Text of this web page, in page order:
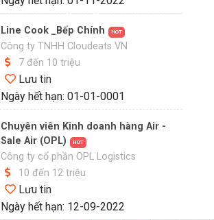
Line Cook _Bếp Chính HOT
Công ty TNHH Cloudeats VN
7 đến 10 triệu
Lưu tin
Ngày hết hạn: 01-01-0001
Chuyên viên Kinh doanh hàng Air -
Sale Air (OPL)
HOT
Công ty cổ phần OPL Logistics
10 đến 12 triệu
Lưu tin
Ngày hết hạn: 12-09-2022